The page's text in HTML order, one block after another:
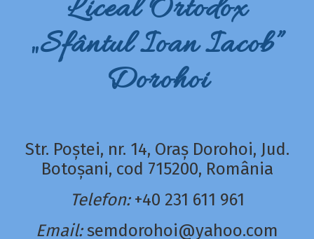
Liceal Ortodox
„Sfântul Ioan Iacob”
Dorohoi
Str. Poștei, nr. 14, Oraș Dorohoi, Jud.
Botoșani, cod 715200, România
Telefon: +40 231 611 961
Email: semdorohoi@yahoo.com